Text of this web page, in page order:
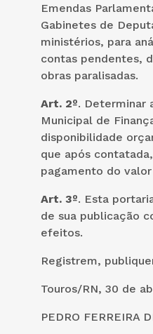
Emendas
Gabinetes de
ministérios, para
contas pendentes,
obras paralisadas.
Art. 2º. Determinar
Municipal de
disponibilidade
que após
pagamento do
Art. 3º. Esta
de sua publicação
efeitos.
Registrem,
Touros/RN, 30 de
PEDRO FERREIRA